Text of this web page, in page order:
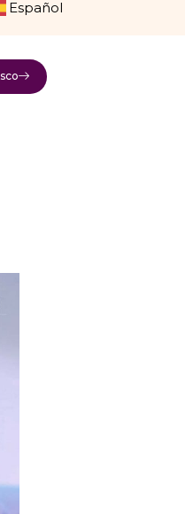
Español